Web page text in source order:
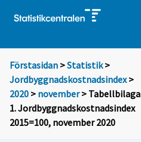
Förstasidan >Statistik >
Jordbyggnadskostnadsindex>
2020 > november> Tabellbilaga
1. Jordbyggnadskostnadsindex
2015=100, november 2020